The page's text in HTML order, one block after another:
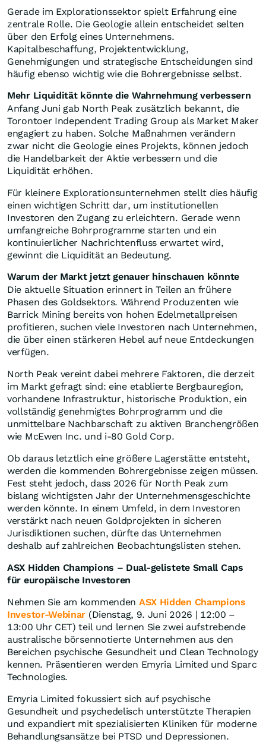
Gerade im Explorationssektor spielt Erfahrung eine
zentrale Rolle. Die Geologie allein entscheidet selten
über den Erfolg eines Unternehmens.
Kapitalbeschaffung, Projektentwicklung,
Genehmigungen und strategische Entscheidungen sind
häufig ebenso wichtig wie die Bohrergebnisse selbst.
Mehr Liquidität könnte die Wahrnehmung verbessern
Anfang Juni gab North Peak zusätzlich bekannt, die
Torontoer Independent Trading Group als Market Maker
engagiert zu haben. Solche Maßnahmen verändern
zwar nicht die Geologie eines Projekts, können jedoch
die Handelbarkeit der Aktie verbessern und die
Liquidität erhöhen.
Für kleinere Explorationsunternehmen stellt dies häufig
einen wichtigen Schritt dar, um institutionellen
Investoren den Zugang zu erleichtern. Gerade wenn
umfangreiche Bohrprogramme starten und ein
kontinuierlicher Nachrichtenfluss erwartet wird,
gewinnt die Liquidität an Bedeutung.
Warum der Markt jetzt genauer hinschauen könnte
Die aktuelle Situation erinnert in Teilen an frühere
Phasen des Goldsektors. Während Produzenten wie
Barrick Mining bereits von hohen Edelmetallpreisen
profitieren, suchen viele Investoren nach Unternehmen,
die über einen stärkeren Hebel auf neue Entdeckungen
verfügen.
North Peak vereint dabei mehrere Faktoren, die derzeit
im Markt gefragt sind: eine etablierte Bergbauregion,
vorhandene Infrastruktur, historische Produktion, ein
vollständig genehmigtes Bohrprogramm und die
unmittelbare Nachbarschaft zu aktiven Branchengrößen
wie McEwen Inc. und i-80 Gold Corp.
Ob daraus letztlich eine größere Lagerstätte entsteht,
werden die kommenden Bohrergebnisse zeigen müssen.
Fest steht jedoch, dass 2026 für North Peak zum
bislang wichtigsten Jahr der Unternehmensgeschichte
werden könnte. In einem Umfeld, in dem Investoren
verstärkt nach neuen Goldprojekten in sicheren
Jurisdiktionen suchen, dürfte das Unternehmen
deshalb auf zahlreichen Beobachtungslisten stehen.
ASX Hidden Champions – Dual-gelistete Small Caps
für europäische Investoren
Nehmen Sie am kommenden ASX Hidden Champions
Investor-Webinar (Dienstag, 9. Juni 2026 | 12:00 –
13:00 Uhr CET) teil und lernen Sie zwei aufstrebende
australische börsennotierte Unternehmen aus den
Bereichen psychische Gesundheit und Clean Technology
kennen. Präsentieren werden Emyria Limited und Sparc
Technologies.
Emyria Limited fokussiert sich auf psychische
Gesundheit und psychedelisch unterstützte Therapien
und expandiert mit spezialisierten Kliniken für moderne
Behandlungsansätze bei PTSD und Depressionen.